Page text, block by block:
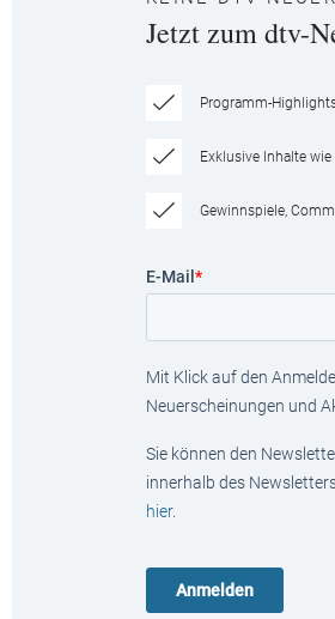
Jetzt zum dtv-
Programm-
Exklusive Inhalte
Gewinnspiele,
E-Mail *
Mit Klick auf den
Neuerscheinungen und
Sie können den
innerhalb des
hier.